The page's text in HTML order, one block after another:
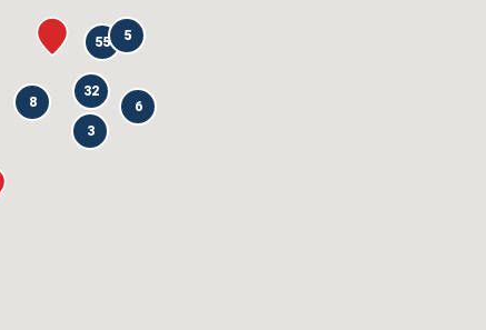
8
55
6
32
3
5